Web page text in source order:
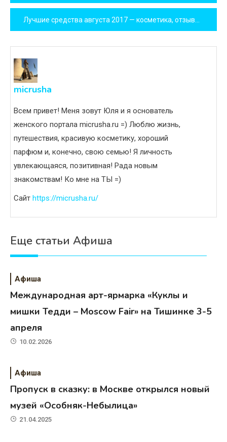
по
записям
Лучшие средства августа 2017 — косметика, отзывы
micrusha
Всем привет! Меня зовут Юля и я основатель
женского портала micrusha.ru =) Люблю жизнь,
путешествия, красивую косметику, хороший
парфюм и, конечно, свою семью! Я личность
увлекающаяся, позитивная! Рада новым
знакомствам! Ко мне на ТЫ =)
Сайт https://micrusha.ru/
Еще статьи Афиша
Афиша
Международная арт-ярмарка «Куклы и
мишки Тедди – Moscow Fair» на Тишинке 3-5
апреля
10.02.2026
Афиша
Пропуск в сказку: в Москве открылся новый
музей «Особняк-Небылица»
21.04.2025